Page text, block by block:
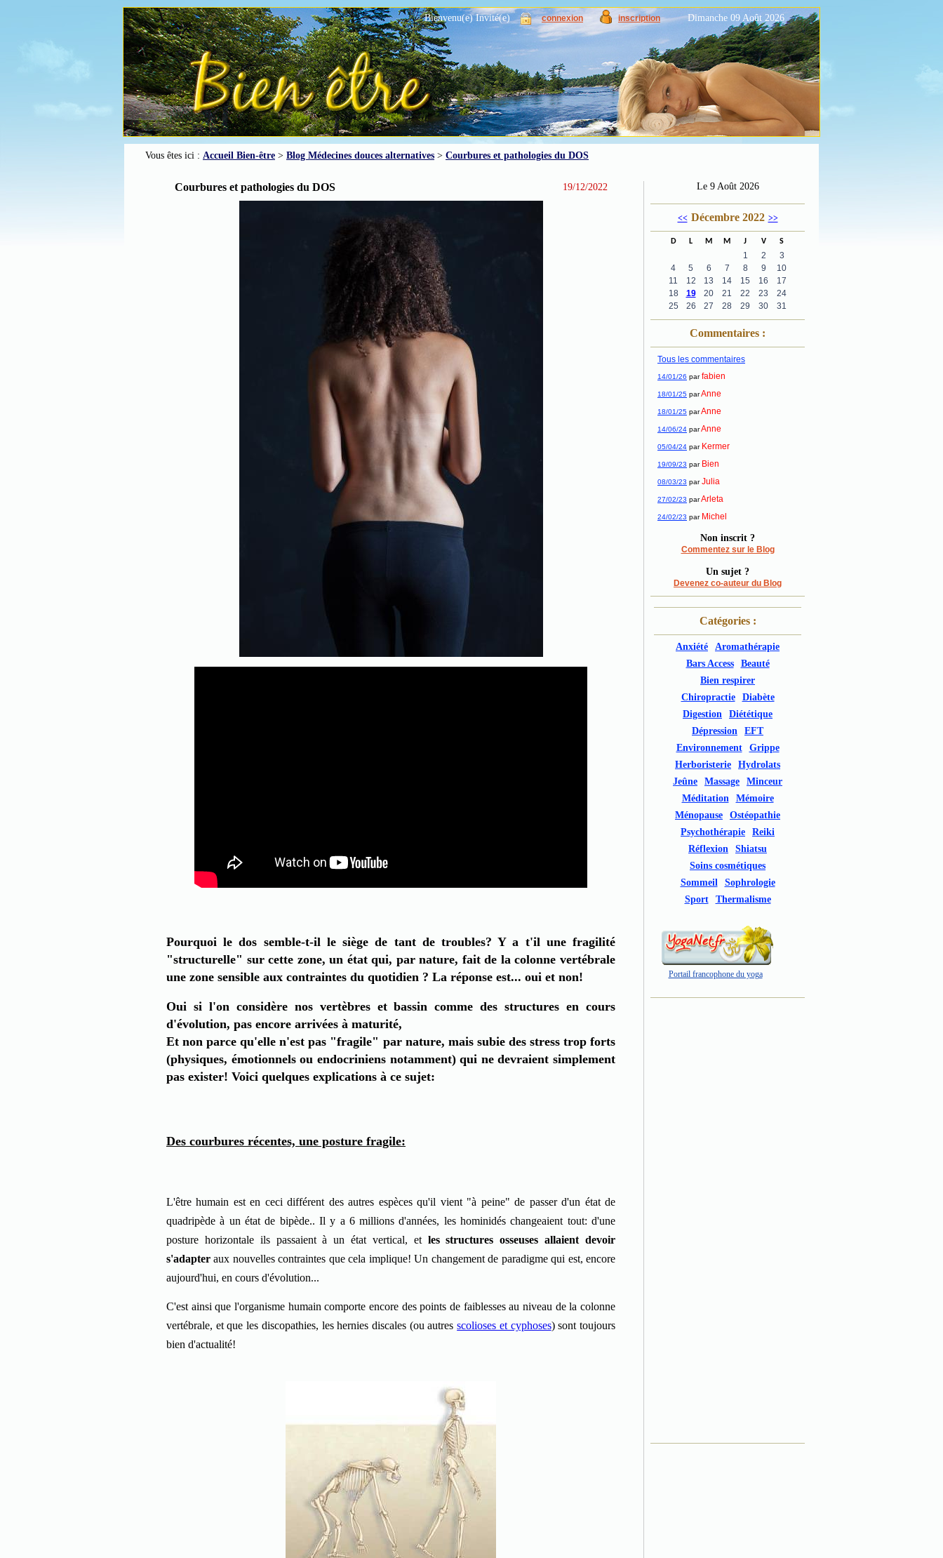
Bienvenu(e) Invité(e) connexion inscription Dimanche 09 Août 2026
Vous êtes ici : Accueil Bien-être > Blog Médecines douces alternatives > Courbures et pathologies du DOS
Courbures et pathologies du DOS 19/12/2022
Pourquoi le dos semble-t-il le siège de tant de troubles? Y a t'il une fragilité
"structurelle" sur cette zone, un état qui, par nature, fait de la colonne vertébrale
une zone sensible aux contraintes du quotidien ? La réponse est... oui et non!
Oui si l'on considère nos vertèbres et bassin comme des structures en cours
d'évolution, pas encore arrivées à maturité,
Et non parce qu'elle n'est pas "fragile" par nature, mais subie des stress trop forts
(physiques, émotionnels ou endocriniens notamment) qui ne devraient simplement
pas exister! Voici quelques explications à ce sujet:
Des courbures récentes, une posture fragile:
L'être humain est en ceci différent des autres espèces qu'il vient "à peine" de passer d'un état de
quadripède à un état de bipède.. Il y a 6 millions d'années, les hominidés changeaient tout: d'une
posture horizontale ils passaient à un état vertical, et les structures osseuses allaient devoir
s'adapter aux nouvelles contraintes que cela implique! Un changement de paradigme qui est, encore
aujourd'hui, en cours d'évolution...
C'est ainsi que l'organisme humain comporte encore des points de faiblesses au niveau de la colonne
vertébrale, et que les discopathies, les hernies discales (ou autresscolioses et cyphoses) sont toujours
bien d'actualité!
Le 9 Août 2026
<< Décembre 2022 >>
D L M M J V S
1 2
3
4
5 6 7 8 9
10
11
12 13 14 15 16
17
18
19 20 21 22 23
24
25
26 27 28 29 30 31
Commentaires :
Tous les commentaires
14/01/26 par fabien
18/01/25 parAnne
18/01/25 parAnne
14/06/24 parAnne
05/04/24 par Kermer
19/09/23 par Bien
08/03/23 par Julia
27/02/23 parArleta
24/02/23 par Michel
Non inscrit ?
Commentez sur le Blog
Un sujet ?
Devenez co-auteur du Blog
Catégories :
Anxiété
Aromathérapie
Bars Access
Beauté
Bien respirer
Chiropractie
Diabète
Digestion
Diététique
Dépression
EFT
Environnement
Grippe
Herboristerie
Hydrolats
Jeûne
Massage
Minceur
Méditation
Mémoire
Ménopause
Ostéopathie
Psychothérapie
Reiki
Réflexion
Shiatsu
Soins cosmétiques
Sommeil
Sophrologie
Sport
Thermalisme
Portail francophone du yoga